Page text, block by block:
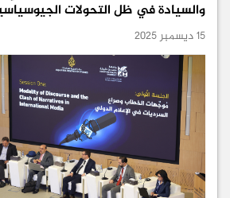
والسيادة في ظل التحولات
15 ديسمبر 2025